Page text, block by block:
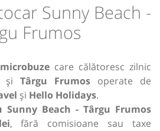
Sunny Beach -
Frumos
care călătoresc zilnic
și Târgu Frumos operate de
și Hello Holidays.
Beach - Târgu Frumos
, fără comisioane sau taxe